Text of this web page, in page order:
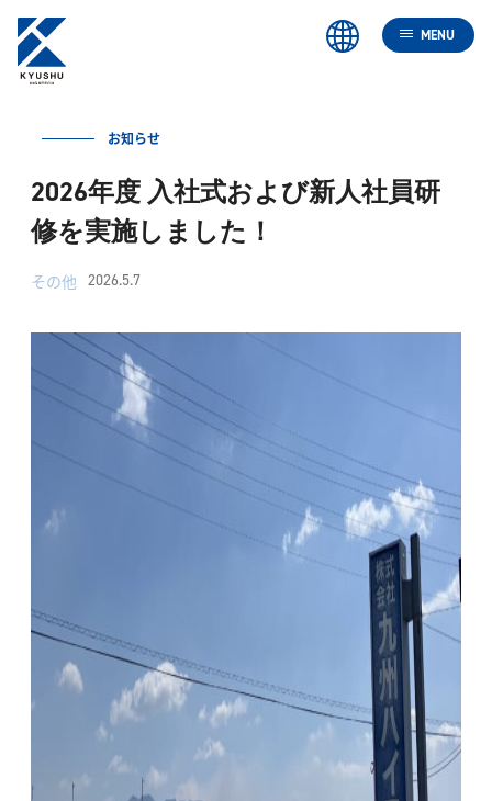
MENU
お知らせ
2026年度 入社式および新人社員研
修を実施しました！
その他 2026.5.7